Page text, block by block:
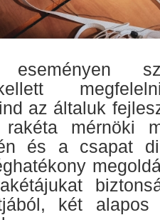
kellett
az általuk
mérnöki
és a csapat
két alapos